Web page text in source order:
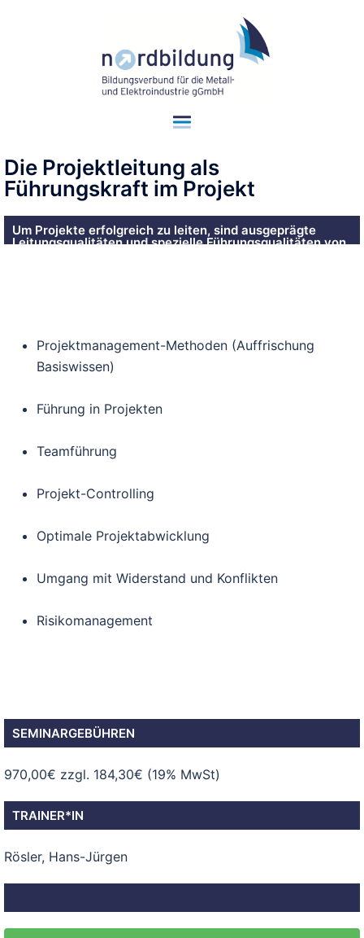
Die Projektleitung als
Führungskraft im Projekt
Um Projekte erfolgreich zu leiten, sind ausgeprägte
Leitungsqualitäten und spezielle Führungsqualitäten von
Projektmanagement-Methoden (Auffrischung
Basiswissen)
Führung in Projekten
Teamführung
Projekt-Controlling
Optimale Projektabwicklung
Umgang mit Widerstand und Konflikten
Risikomanagement
SEMINARGEBÜHREN
970,00€ zzgl. 184,30€ (19% MwSt)
TRAINER*IN
Rösler, Hans-Jürgen